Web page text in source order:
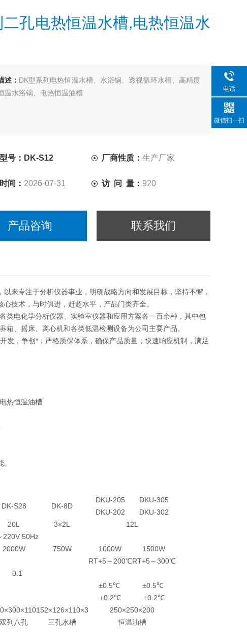
二孔电热恒温水槽,电热恒温水
述： DK型系列电热恒温水槽、水浴锅、透视循环水槽、高精度
温水浴锅、电热恒温油槽
号：DK-S12 厂商性质：生产厂家
间： 2026-07-31 访 问 量： 920
产品咨询 联系我们
来专注于分析仪器事业，明确战略方向和发展目标，坚持不懈，
技术，与时俱进，赶超水平，产品门类齐全。
类电化学分析仪器、实验室仪器和应用方案各一百余种，其中包
、摇床、离心机和各类低温检测设备为公司主要产品。
发，争创*；严格质保体系，确保产品质量；快速响应机制，满足
热恒温油槽
DK-S28 DK-8D
DKU-205
DKU-202
DKU-305
DKU-302
20L 3×2L
12L
220V 50Hz
2000W 750W 1000W
1500W
RT+5～200℃RT+5～300℃
0.1
±0.5℃
±0.2℃
±0.5℃
±0.2℃
152×126×110×3
250×250×200
双列八孔 三孔水槽 恒温油槽
电话
微信扫一扫